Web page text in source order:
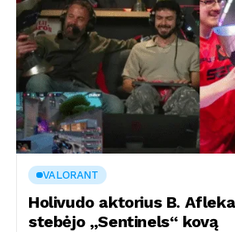
VALORANT
Holivudo aktorius B.
stebėjo „Sentinels“ kovą